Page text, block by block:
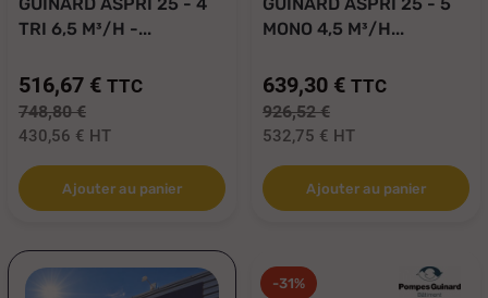
TRI 6,5 M³/H -...
516,67 € TTC
748,80 €
430,56 € HT
Ajouter au panier
MONO 4,5 M³/H...
639,30 € TTC
926,52 €
532,75 € HT
Ajouter au panier
-31%